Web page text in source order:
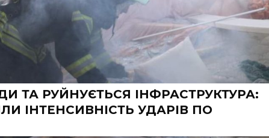
ТА РУЙНУЄТЬСЯ ІНФРАСТРУКТУРА:
ІНТЕНСИВНІСТЬ УДАРІВ ПО